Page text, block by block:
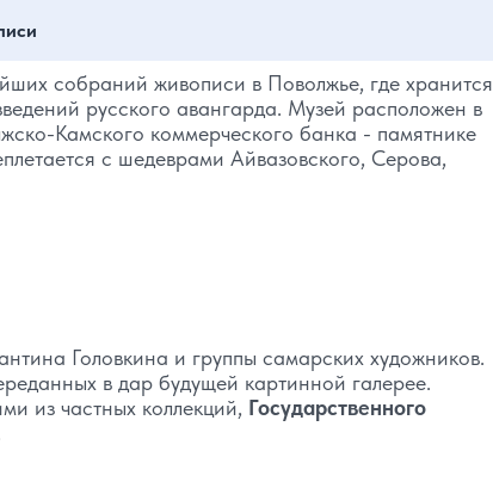
собраний живописи в Поволжье, где хранится
русского авангарда. Музей расположен в
Камского коммерческого банка - памятнике
с шедеврами Айвазовского, Серова,
Головкина и группы самарских художников.
в дар будущей картинной галерее.
из частных коллекций, Государственного